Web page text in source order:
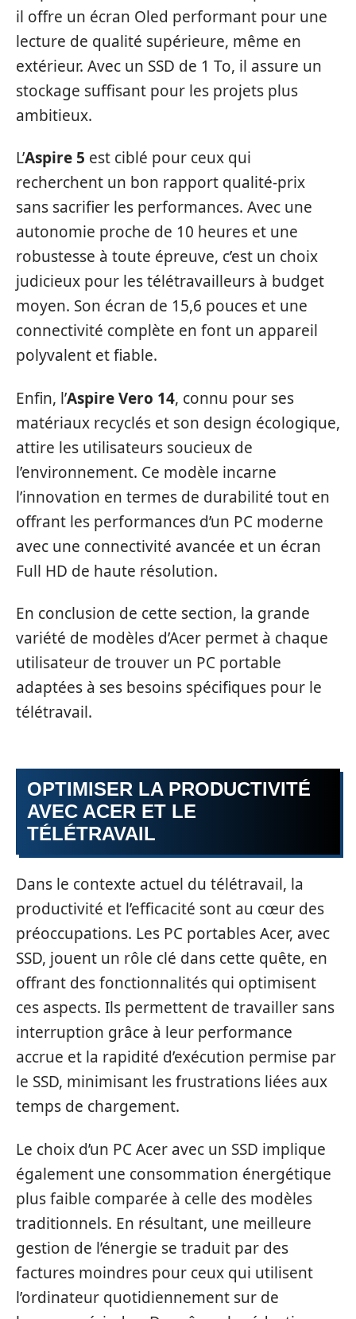
il offre un écran Oled performant pour une
lecture de qualité supérieure, même en
extérieur. Avec un SSD de 1 To, il assure un
stockage suffisant pour les projets plus
ambitieux.
L’Aspire 5 est ciblé pour ceux qui
recherchent un bon rapport qualité-prix
sans sacrifier les performances. Avec une
autonomie proche de 10 heures et une
robustesse à toute épreuve, c’est un choix
judicieux pour les télétravailleurs à budget
moyen. Son écran de 15,6 pouces et une
connectivité complète en font un appareil
polyvalent et fiable.
Enfin, l’Aspire Vero 14, connu pour ses
matériaux recyclés et son design écologique,
attire les utilisateurs soucieux de
l’environnement. Ce modèle incarne
l’innovation en termes de durabilité tout en
offrant les performances d’un PC moderne
avec une connectivité avancée et un écran
Full HD de haute résolution.
En conclusion de cette section, la grande
variété de modèles d’Acer permet à chaque
utilisateur de trouver un PC portable
adaptées à ses besoins spécifiques pour le
télétravail.
OPTIMISER LA PRODUCTIVITÉ
AVEC ACER ET LE
TÉLÉTRAVAIL
Dans le contexte actuel du télétravail, la
productivité et l’efficacité sont au cœur des
préoccupations. Les PC portables Acer, avec
SSD, jouent un rôle clé dans cette quête, en
offrant des fonctionnalités qui optimisent
ces aspects. Ils permettent de travailler sans
interruption grâce à leur performance
accrue et la rapidité d’exécution permise par
le SSD, minimisant les frustrations liées aux
temps de chargement.
Le choix d’un PC Acer avec un SSD implique
également une consommation énergétique
plus faible comparée à celle des modèles
traditionnels. En résultant, une meilleure
gestion de l’énergie se traduit par des
factures moindres pour ceux qui utilisent
l’ordinateur quotidiennement sur de